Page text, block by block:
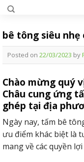
Skip
content
bê tông siêu nhẹ
Posted on 22/03/2023 by
Chào mừng quý
Châu cung ứng
ghép tại địa
Ngày nay, tấm bê
ưu điểm khác biệt là
mang về các quyền